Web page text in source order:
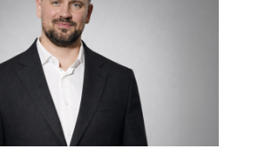
РАЗВИВАЮТ
ТЕХНОЛОГИЧЕСКОЕ
ОБРАЗОВАНИЕ
ТАДЖИКИСТАНА